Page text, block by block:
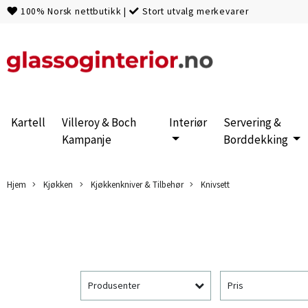
100% Norsk nettbutikk | Stort utvalg merkevarer
Kartell
Villeroy & Boch
Kampanje
Interiør
Servering &
Borddekking
Hjem Kjøkken Kjøkkenkniver & Tilbehør Knivsett
Produsenter Pris